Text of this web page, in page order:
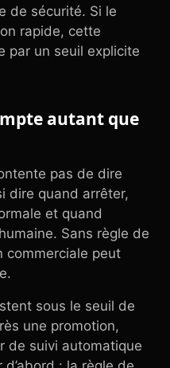
de sécurité. Si le
rapide, cette
par un seuil explicite
autant que
pas de dire
dire quand arrêter,
et quand
Sans règle de
commerciale peut
sous le seuil de
une promotion,
de suivi automatique